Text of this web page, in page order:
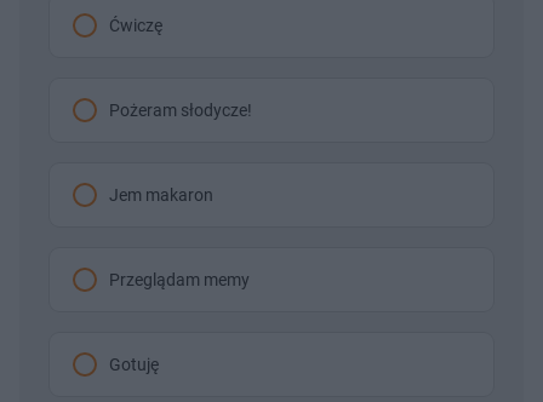
Ćwiczę
Pożeram słodycze!
Jem makaron
Przeglądam memy
Gotuję